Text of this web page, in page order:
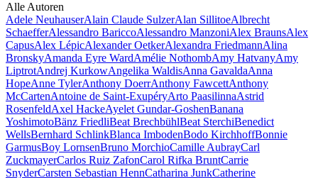
Alle Autoren
Adele NeuhauserAlain Claude SulzerAlan SillitoeAlbrecht
SchaefferAlessandro BariccoAlessandro ManzoniAlex BraunsAlex
CapusAlex LépicAlexander OetkerAlexandra FriedmannAlina
BronskyAmanda Eyre WardAmélie NothombAmy HatvanyAmy
LiptrotAndrej KurkowAngelika WaldisAnna GavaldaAnna
HopeAnne TylerAnthony DoerrAnthony FawcettAnthony
McCartenAntoine de Saint-ExupéryArto PaasilinnaAstrid
RosenfeldAxel HackeAyelet Gundar-GoshenBanana
YoshimotoBänz FriedliBeat BrechbühlBeat SterchiBenedict
WellsBernhard SchlinkBlanca ImbodenBodo KirchhoffBonnie
GarmusBoy LornsenBruno MorchioCamille AubrayCarl
ZuckmayerCarlos Ruiz ZafonCarol Rifka BruntCarrie
SnyderCarsten Sebastian HennCatharina JunkCatherine